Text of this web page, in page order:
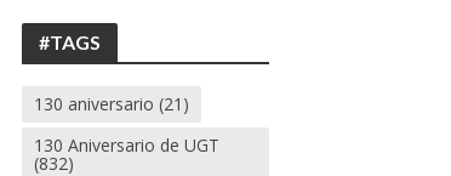
#TAGS
130 aniversario (21)
130 Aniversario de UGT
(832)